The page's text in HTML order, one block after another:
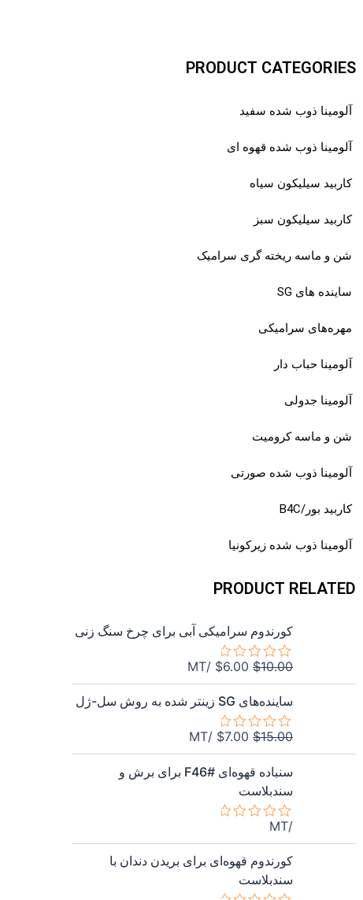
PRODUCT CATEGORIES
آلومینا ذوب شده سفید
آلومینا ذوب شده قهوه ای
کاربید سیلیکون سیاه
کاربید سیلیکون سبز
شن و ماسه ریخته گری سرامیک
ساینده های SG
مهره‌های سرامیکی
آلومینا حباب دار
آلومینا جدولی
شن و ماسه کرومیت
آلومینا ذوب شده صورتی
کاربید بور/B4C
آلومینا ذوب شده زیرکونیا
PRODUCT RELATED
کورندوم سرامیکی آبی برای چرخ سنگ زنی
امتیاز
0
از
5
$10.00
قیمت
اصلی
$10.00
$6.00
قیمت
فعلی
$6.00/MT
ساینده‌های SG زینتر شده به روش سل-ژل
امتیاز
0
5
$15.00
قیمت
اصلی
$15.00
$7.00
فعلی
$7.00/MT
سنباده قهوه‌ای F46# برای برش و
سندبلاست
امتیاز
0
از
5
/MT
کورندوم قهوه‌ای برای بریدن دندان با
سندبلاست
قیمت
اصلی
$899.00
فعلی